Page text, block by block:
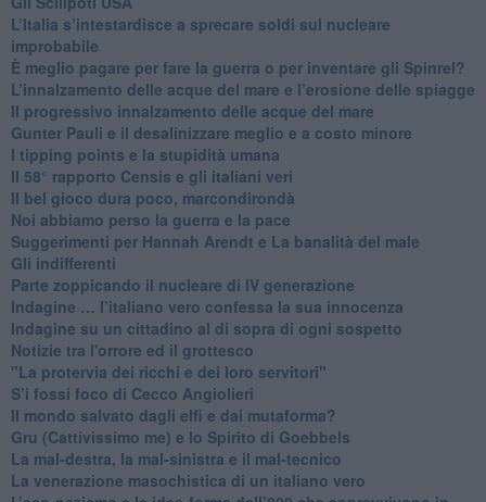
L’Italia s’intestardisce a sprecare soldi sul nucleare
improbabile
È meglio pagare per fare la guerra o per inventare gli Spinrel?
​L’innalzamento delle acque del mare e l’erosione delle spiagge
​Il progressivo innalzamento delle acque del mare
​Gunter Pauli e il desalinizzare meglio e a costo minore
I tipping points e la stupidità umana
​Il 58° rapporto Censis e gli italiani veri
​Il bel gioco dura poco, marcondirondà
Noi abbiamo perso la guerra e la pace
Suggerimenti per Hannah Arendt e La banalità del male
​Gli indifferenti
Parte zoppicando il nucleare di IV generazione
​Indagine … l’italiano vero confessa la sua innocenza
Indagine su un cittadino al di sopra di ogni sospetto
Notizie tra l'orrore ed il grottesco
"La protervia dei ricchi e dei loro servitori"
S’i fossi foco di Cecco Angiolieri
​Il mondo salvato dagli elfi e dai mutaforma?
Gru (Cattivissimo me) e lo Spirito di Goebbels
​La mal-destra, la mal-sinistra e il mal-tecnico
​La venerazione masochistica di un italiano vero